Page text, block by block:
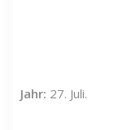
Jahr: 27. Juli.